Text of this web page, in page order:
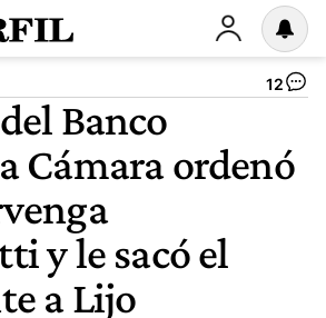
12
Banco
Cámara ordenó
y le sacó el
a Lijo